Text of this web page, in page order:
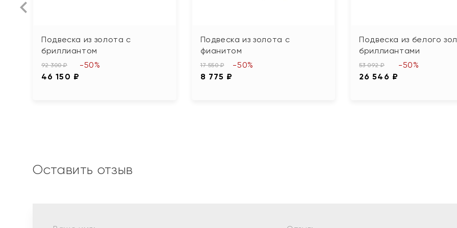
Подвеска из золота с
бриллиантом
92 300 ₽
46 150 ₽
-50%
Подвеска из золота с
фианитом
17 550 ₽
8 775 ₽
-50%
Подвеска из белого
бриллиантами
53 092 ₽
26 546 ₽
-50%
Оставить отзыв